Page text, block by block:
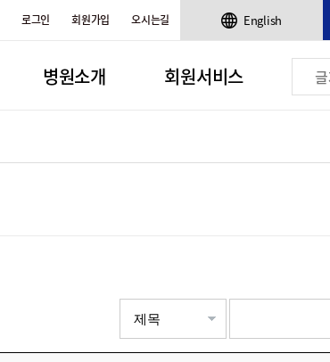
로그인 회원가입 오시는길 English
병원소개 회원서비스